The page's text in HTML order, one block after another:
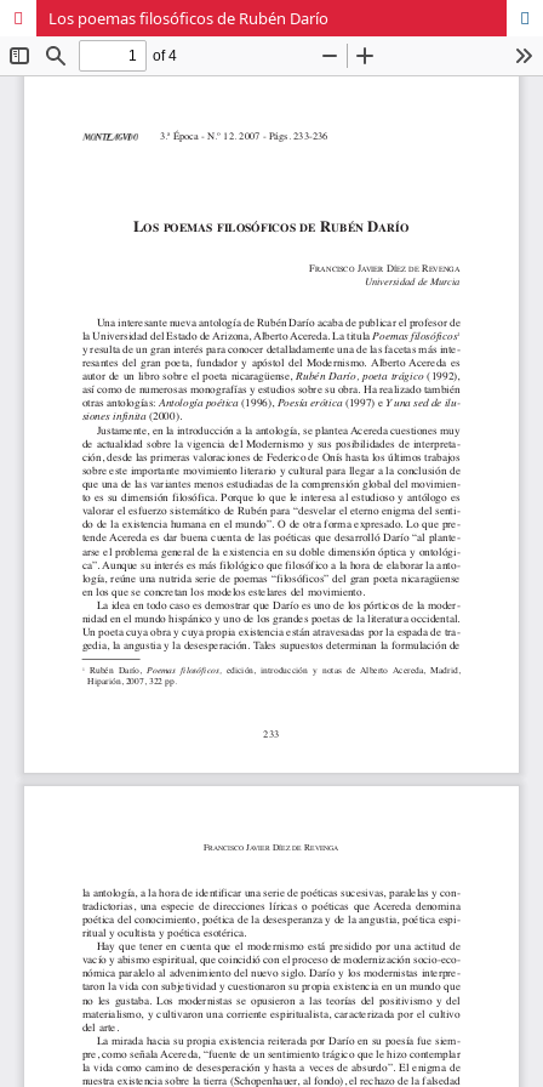
Los poemas filosóficos de Rubén Darío